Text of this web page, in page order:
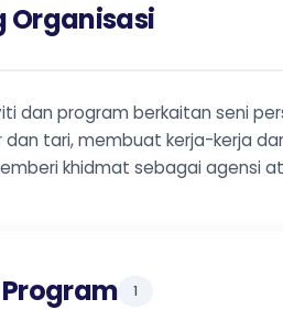
Organisasi
dan program berkaitan seni
tari, membuat kerja-kerja
khidmat sebagai agensi
1